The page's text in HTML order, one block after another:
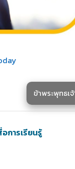
ข้าพระพุทธ
การเรียนรู้